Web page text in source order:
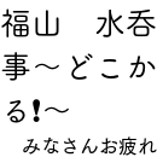
福山 水呑
事〜どこ
る❗️〜
みなさんお疲